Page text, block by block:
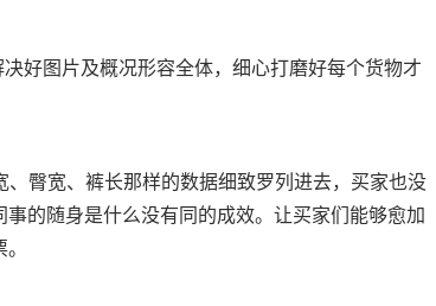
好图片及概况形容全体，细心打磨好每个货物才
臀宽、裤长那样的数据细致罗列进去，买家也没
的随身是什么没有同的成效。让买家们能够愈加